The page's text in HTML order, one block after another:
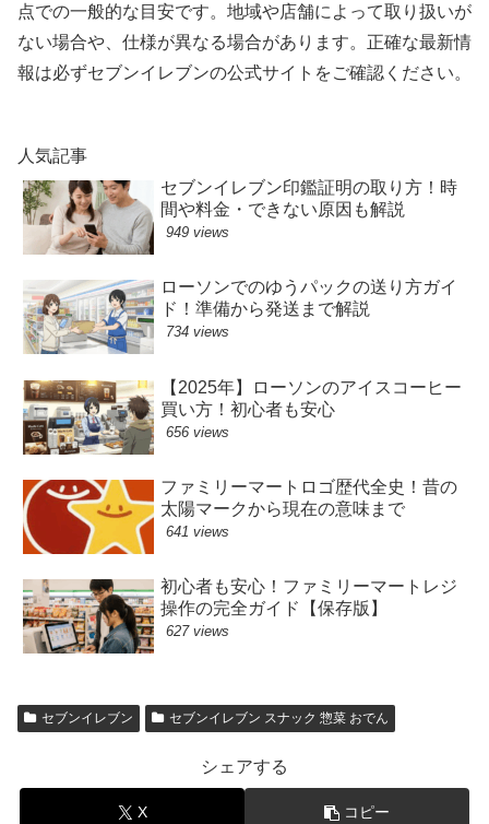
点での一般的な目安です。地域や店舗によって取り扱いが
ない場合や、仕様が異なる場合があります。正確な最新情
報は必ずセブンイレブンの公式サイトをご確認ください。
人気記事
セブンイレブン印鑑証明の取り方！時
間や料金・できない原因も解説
949 views
ローソンでのゆうパックの送り方ガイ
ド！準備から発送まで解説
734 views
【2025年】ローソンのアイスコーヒー
買い方！初心者も安心
656 views
ファミリーマートロゴ歴代全史！昔の
太陽マークから現在の意味まで
641 views
初心者も安心！ファミリーマートレジ
操作の完全ガイド【保存版】
627 views
セブンイレブン セブンイレブン スナック 惣菜 おでん
シェアする
X コピー